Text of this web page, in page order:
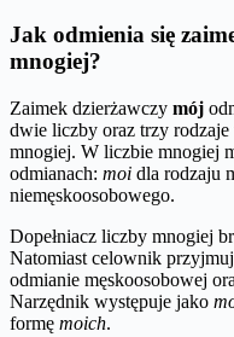
Jak odmienia się
mnogiej?
Zaimek dzierżawczy mój
dwie liczby oraz trzy
mnogiej. W liczbie mnogiej
odmianach: moi dla rodzaju
niemęskoosobowego.
Dopełniacz liczby mnogiej
Natomiast celownik
odmianie męskoosobowej
Narzędnik występuje jako
formę moich.